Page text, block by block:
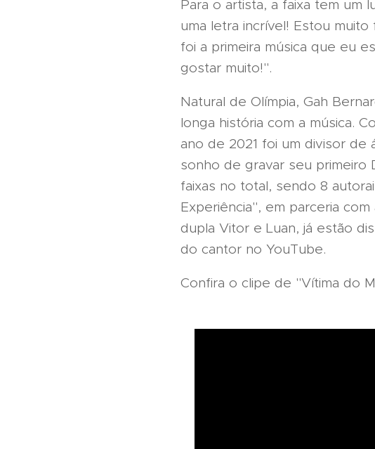
Para o artista, a faixa tem um
uma letra incrível! Estou
foi a primeira música que eu
gostar muito!".
Natural de Olímpia, Gah
longa história com a música.
ano de 2021 foi um divisor de
sonho de gravar seu primeiro
faixas no total, sendo 8
Experiência", em parceria
dupla Vitor e Luan, já estão
do cantor no YouTube.
Confira o clipe de "Vítima do